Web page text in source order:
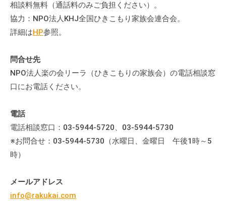
相談料無料（通話料のみご負担ください）。
協力：NPO法人KHJ全国ひきこもり家族会連合会。
詳細はHP参照。
問合せ先
NPO法人楽の会リーラ（ひきこもりの家族会）の電話相談窓
口にお電話ください。
電話
電話相談窓口：03-5944-5720、03-5944-5730
※お問合せ：03-5944-5730（水曜日、金曜日 午後1時～5
時）
メールアドレス
info@rakukai.com